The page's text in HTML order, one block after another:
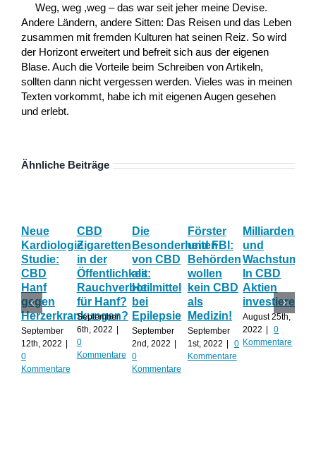
Weg, weg ,weg – das war seit jeher meine Devise.
Andere Ländern, andere Sitten: Das Reisen und das Leben
zusammen mit fremden Kulturen hat seinen Reiz. So wird
der Horizont erweitert und befreit sich aus der eigenen
Blase. Auch die Vorteile beim Schreiben von Artikeln,
sollten dann nicht vergessen werden. Vieles was in meinen
Texten vorkommt, habe ich mit eigenen Augen gesehen
und erlebt.
Ähnliche Beiträge
Neue
Kardiologie
Studie:
CBD
Hanf
gegen
Herzerkrankungen?
September
12th, 2022
0
Kommentare
CBD
Zigaretten
in der
Öffentlichkeit:
Rauchverbot
für Hanf?
September
6th, 2022
0
Kommentare
Die
Besonderheiten
von CBD
als
Heilmittel
bei
Epilepsie
September
2nd, 2022
0
Kommentare
Förster
und FBI:
Behörden
wollen
kein CBD
als
Medizin!
September
1st, 2022
0
Kommentare
und
Wachstum:
In CBD
Aktien
investieren?
August 25th,
2022
0
Kommentare